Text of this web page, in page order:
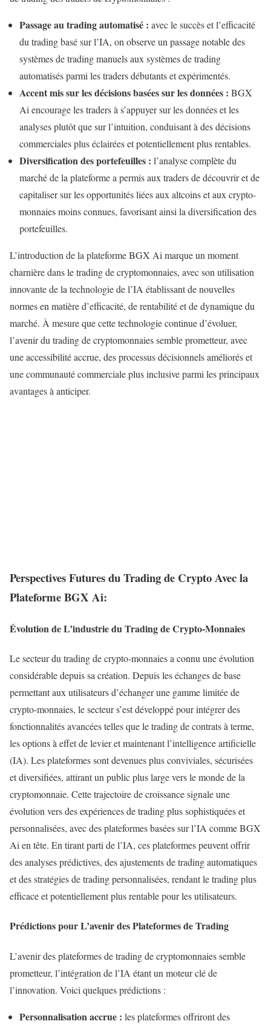
Passage au trading automatisé : avec le succès et l’efficacité
du trading basé sur l’IA, on observe un passage notable des
systèmes de trading manuels aux systèmes de trading
automatisés parmi les traders débutants et expérimentés.
Accent mis sur les décisions basées sur les données : BGX
Ai encourage les traders à s’appuyer sur les données et les
analyses plutôt que sur l’intuition, conduisant à des décisions
commerciales plus éclairées et potentiellement plus rentables.
Diversification des portefeuilles : l’analyse complète du
marché de la plateforme a permis aux traders de découvrir et de
capitaliser sur les opportunités liées aux altcoins et aux crypto-
monnaies moins connues, favorisant ainsi la diversification des
portefeuilles.
L’introduction de la plateforme BGX Ai marque un moment
charnière dans le trading de cryptomonnaies, avec son utilisation
innovante de la technologie de l’IA établissant de nouvelles
normes en matière d’efficacité, de rentabilité et de dynamique du
marché. À mesure que cette technologie continue d’évoluer,
l’avenir du trading de cryptomonnaies semble prometteur, avec
une accessibilité accrue, des processus décisionnels améliorés et
une communauté commerciale plus inclusive parmi les principaux
avantages à anticiper.
Perspectives Futures du Trading de Crypto Avec la
Plateforme BGX Ai:
Évolution de L’industrie du Trading de Crypto-Monnaies
Le secteur du trading de crypto-monnaies a connu une évolution
considérable depuis sa création. Depuis les échanges de base
permettant aux utilisateurs d’échanger une gamme limitée de
crypto-monnaies, le secteur s’est développé pour intégrer des
fonctionnalités avancées telles que le trading de contrats à terme,
les options à effet de levier et maintenant l’intelligence artificielle
(IA). Les plateformes sont devenues plus conviviales, sécurisées
et diversifiées, attirant un public plus large vers le monde de la
cryptomonnaie. Cette trajectoire de croissance signale une
évolution vers des expériences de trading plus sophistiquées et
personnalisées, avec des plateformes basées sur l’IA comme BGX
Ai en tête. En tirant parti de l’IA, ces plateformes peuvent offrir
des analyses prédictives, des ajustements de trading automatiques
et des stratégies de trading personnalisées, rendant le trading plus
efficace et potentiellement plus rentable pour les utilisateurs.
Prédictions pour L’avenir des Plateformes de Trading
L’avenir des plateformes de trading de cryptomonnaies semble
prometteur, l’intégration de l’IA étant un moteur clé de
l’innovation. Voici quelques prédictions :
Personnalisation accrue : les plateformes offriront des